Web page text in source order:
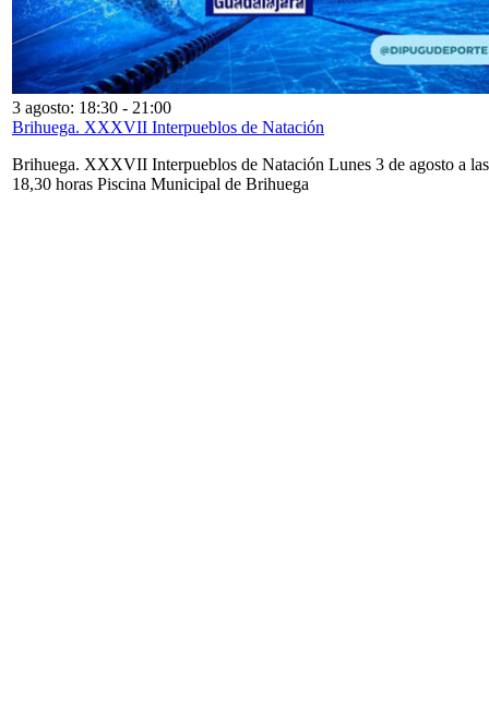
3 agosto: 18:30 - 21:00
Brihuega. XXXVII Interpueblos de Natación
Brihuega. XXXVII Interpueblos de Natación Lunes 3 de agosto a las
18,30 horas Piscina Municipal de Brihuega